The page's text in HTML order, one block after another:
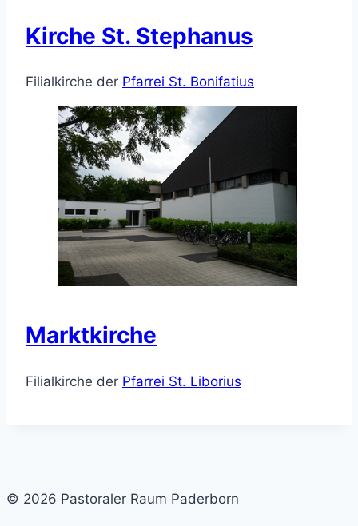
Kirche St. Stephanus
Filialkirche der Pfarrei St. Bonifatius
Marktkirche
Filialkirche der Pfarrei St. Liborius
© 2026 Pastoraler Raum Paderborn